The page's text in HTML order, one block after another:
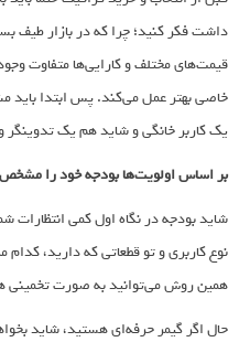
داشت فکر کنید؛ چرا که در بازار طیف
قیمت‌های مختلف و کارایی‌ها متفاوت
خاصی بهتر عمل می‌کند. پس ابتدا باید
یک کاربر خانگی و شاید هم یک تدوینگر
بر اساس اولویت‌ها بودجه خود را
شاید بودجه در نگاه اول کمی انتظارات
نوع کاربری و تو قطعاتی که دارید،
همین روش می‌توانید به صورت تخمینی
حال اگر گیمر حرفه‌ای هستید، شاید